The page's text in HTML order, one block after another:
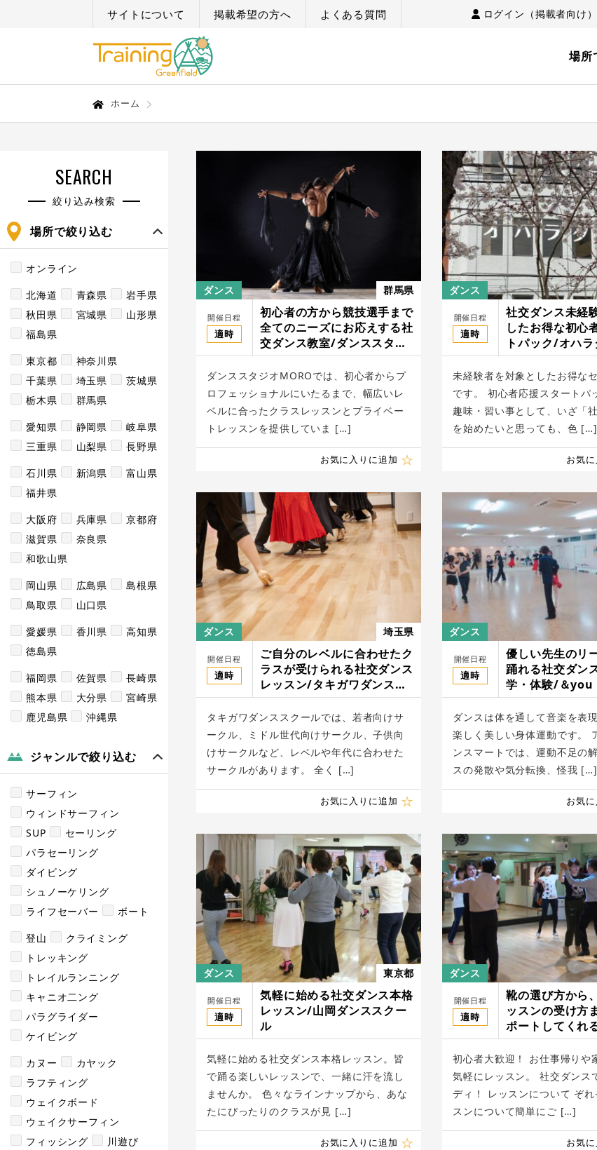
サイトについて 掲載希望の方へ よくある質問 ログイン（掲載者向け）
場所
ホーム
SEARCH
絞り込み検索
場所で絞り込む
オンライン
北海道
青森県
岩手県
秋田県
宮城県
山形県
福島県
東京都
神奈川県
千葉県
埼玉県
茨城県
栃木県
群馬県
愛知県
静岡県
岐阜県
三重県
山梨県
長野県
石川県
新潟県
富山県
福井県
大阪府
兵庫県
京都府
滋賀県
奈良県
和歌山県
岡山県
広島県
島根県
鳥取県
山口県
愛媛県
香川県
高知県
徳島県
福岡県
佐賀県
長崎県
熊本県
大分県
宮崎県
鹿児島県
沖縄県
ジャンルで絞り込む
サーフィン
ウィンドサーフィン
SUP
セーリング
パラセーリング
ダイビング
シュノーケリング
ライフセーバー
ボート
登山
クライミング
トレッキング
トレイルランニング
キャニオ二ング
パラグライダー
ケイビング
カヌー
カヤック
ラフティング
ウェイクボード
ウェイクサーフィン
フィッシング
川遊び
ダンス 群馬県
開催日程
適時
初心者の方から競技選手まで
全てのニーズにお応えする社
交ダンス教室/ダンススタジ
オMORO
ダンススタジオMOROでは、初心者からプ
ロフェッショナルにいたるまで、幅広いレ
ベルに合ったクラスレッスンとプライベー
トレッスンを提供していま […]
お気に入りに追加
ダンス
開催日程
適時
社交ダンス未経
したお得な初心
トパック/オハラ
ール
未経験者を対象としたお得な
です。 初心者応援スタートパ
趣味・習い事として、いざ「
を始めたいと思っても、色 […]
お気
ダンス 埼玉県
開催日程
適時
ご自分のレベルに合わせたク
ラスが受けられる社交ダンス
レッスン/タキガワダンスス
クール
タキガワダンススクールでは、若者向けサ
ークル、ミドル世代向けサークル、子供向
けサークルなど、レベルや年代に合わせた
サークルがあります。 全く […]
お気に入りに追加
ダンス
開催日程
適時
優しい先生のリ
踊れる社交ダン
学・体験/＆
mart
ダンスは体を通して音楽を表
楽しく美しい身体運動です。
ンスマートでは、運動不足の
スの発散や気分転換、怪我 […]
お気
ダンス 東京都
開催日程
適時
気軽に始める社交ダンス本格
レッスン/山岡ダンススクー
ル
気軽に始める社交ダンス本格レッスン。皆
で踊る楽しいレッスンで、一緒に汗を流し
ませんか。 色々なラインナップから、あな
たにぴったりのクラスが見 […]
お気に入りに追加
ダンス
開催日程
適時
靴の選び方から
ッスンの受け方
ポートしてくれ
レッスン/ナカ
タジオ
初心者大歓迎！ お仕事帰りや
気軽にレッスン。 社交ダンス
ディ！ レッスンについて ぞれ
スンについて簡単にご […]
お気